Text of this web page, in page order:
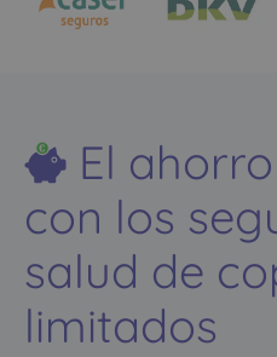
El
con los
salud de
limitados